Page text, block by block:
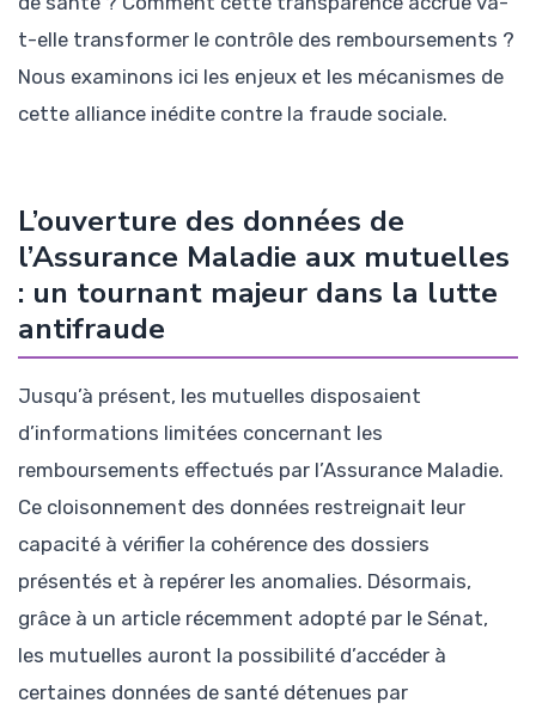
t-elle transformer le contrôle des remboursements ?
Nous examinons ici les enjeux et les mécanismes de
cette alliance inédite contre la fraude sociale.
L’ouverture des données de
l’Assurance Maladie aux mutuelles
: un tournant majeur dans la lutte
antifraude
Jusqu’à présent, les mutuelles disposaient
d’informations limitées concernant les
remboursements effectués par l’Assurance Maladie.
Ce cloisonnement des données restreignait leur
capacité à vérifier la cohérence des dossiers
présentés et à repérer les anomalies. Désormais,
grâce à un article récemment adopté par le Sénat,
les mutuelles auront la possibilité d’accéder à
certaines données de santé détenues par